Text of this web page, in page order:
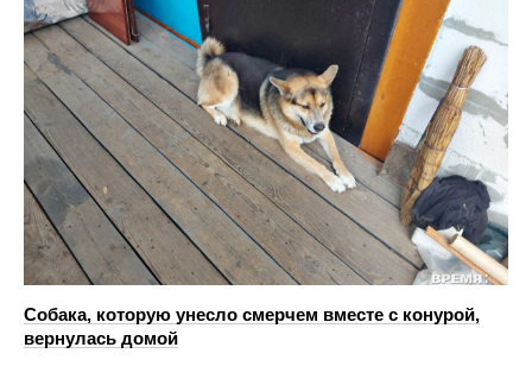
Собака, которую унесло смерчем вместе с конурой,
вернулась домой